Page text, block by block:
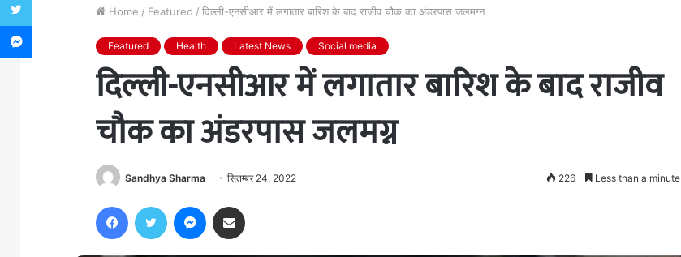
Home / Featured / दिल्ली-एनसीआर में लगातार बारिश के बाद राजीव चौक का अंडरपास जलमग्न
Featured Health Latest News Social media
दिल्ली-एनसीआर में लगातार बारिश के बाद राजीव
चौक का अंडरपास जलमग्न
Sandhya Sharma सितम्बर 24, 2022 226 Less than a minute
FacebookTwitter Messenger
Messenger